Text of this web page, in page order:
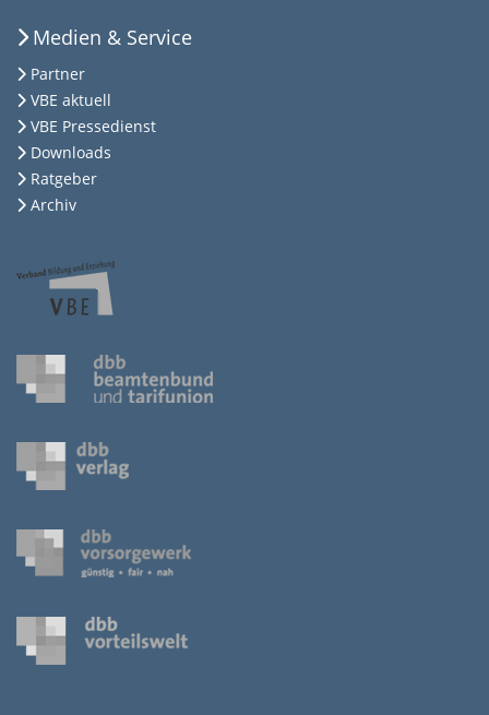
Medien & Service
Partner
VBE aktuell
VBE Pressedienst
Downloads
Ratgeber
Archiv